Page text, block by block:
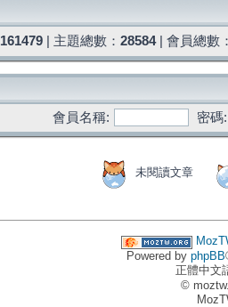
161479 | 主題總數： 28584| 會員總數
會員名稱:
密碼:
未閱讀文章
Powered by phpBB
正體中文
©